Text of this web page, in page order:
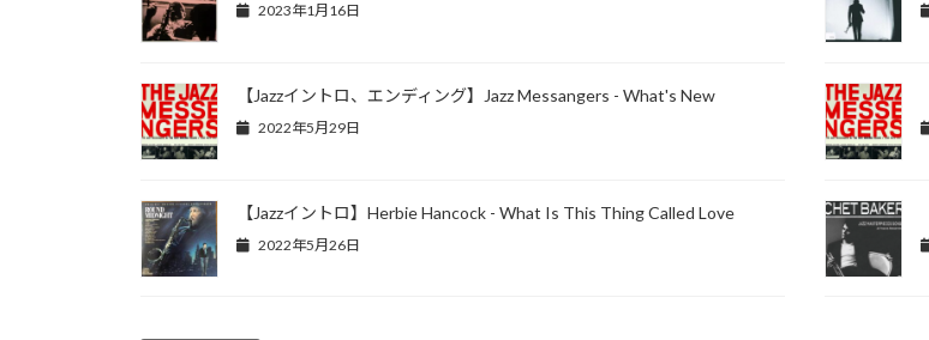
2023年1月16日
【Jazzイントロ、エンディング】Jazz Messangers - What's New
2022年5月29日
【Jazzイントロ】Herbie Hancock - What Is This Thing Called Love
2022年5月26日